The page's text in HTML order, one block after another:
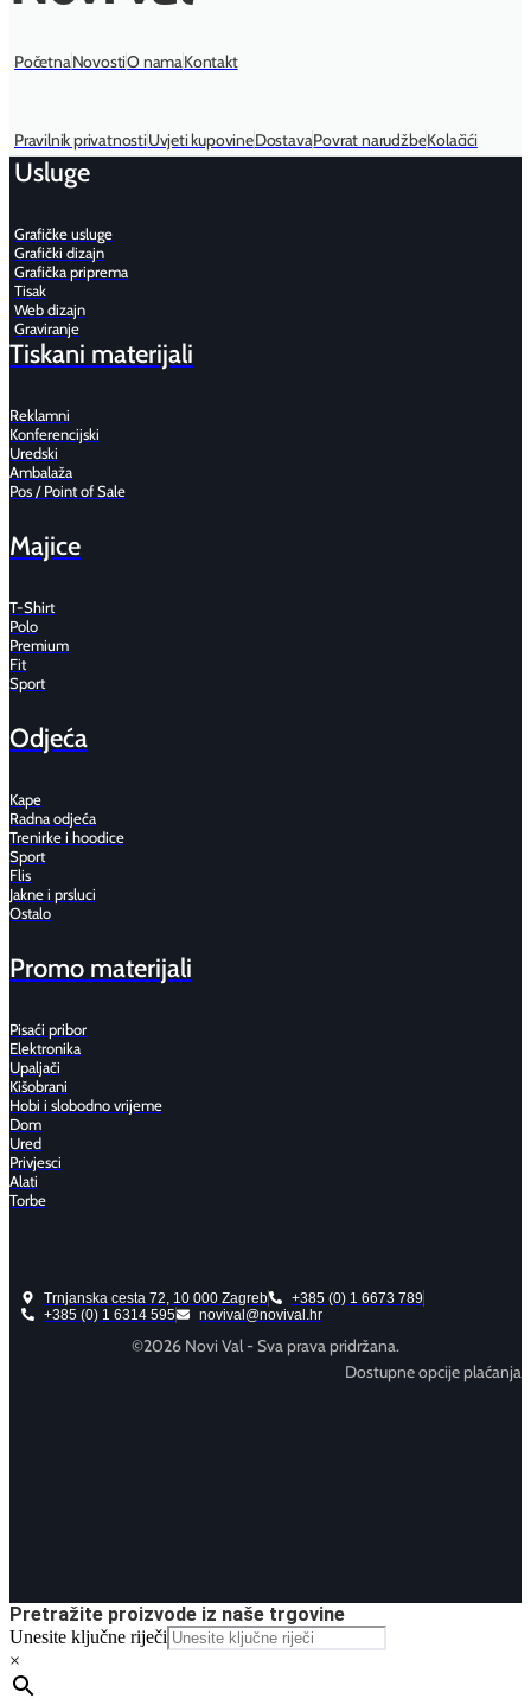
PočetnaNovostiO namaKontakt
Pravilnik privatnostiUvjeti kupovineDostavaPovrat narudžbeKolačići
Usluge
Grafičke usluge
Grafički dizajn
Grafička priprema
Tisak
Web dizajn
Graviranje
Tiskani materijali
Reklamni
Konferencijski
Uredski
Ambalaža
Pos / Point of Sale
Majice
T-Shirt
Polo
Premium
Fit
Sport
Odjeća
Kape
Radna odjeća
Trenirke i hoodice
Sport
Flis
Jakne i prsluci
Ostalo
Promo materijali
Pisaći pribor
Elektronika
Upaljači
Kišobrani
Hobi i slobodno vrijeme
Dom
Ured
Privjesci
Alati
Torbe
Trnjanska cesta 72, 10 000 Zagreb
+385 (0) 1 6673 789
+385 (0) 1 6314 595
novival@novival.hr
©2026 Novi Val - Sva prava pridržana.
Dostupne opcije plaćanja
Pretražite proizvode iz naše trgovine
Unesite ključne riječi
×